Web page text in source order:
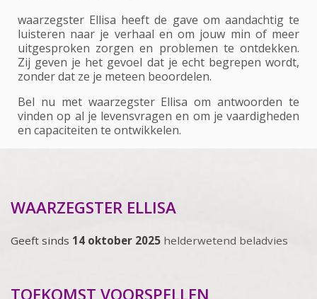
waarzegster Ellisa heeft de gave om aandachtig te
luisteren naar je verhaal en om jouw min of meer
uitgesproken zorgen en problemen te ontdekken.
Zij geven je het gevoel dat je echt begrepen wordt,
zonder dat ze je meteen beoordelen.
Bel nu met waarzegster Ellisa om antwoorden te
vinden op al je levensvragen en om je vaardigheden
en capaciteiten te ontwikkelen.
WAARZEGSTER ELLISA
Geeft sinds 14 oktober 2025 helderwetend beladvies
TOEKOMST VOORSPELLEN